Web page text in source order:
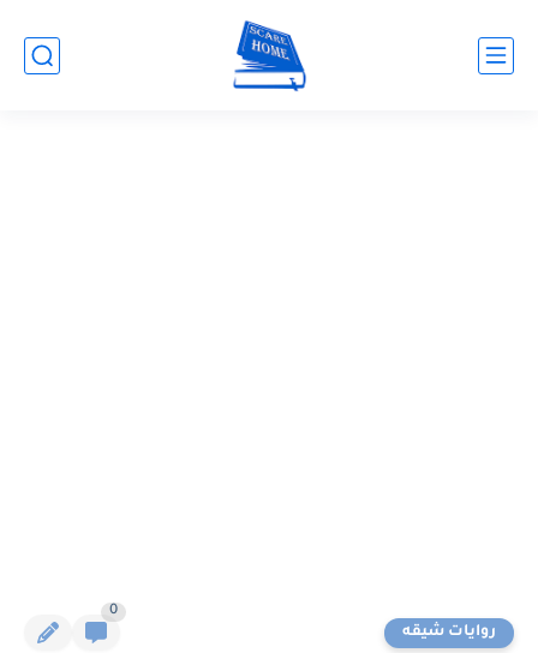
روايات شيقه
0